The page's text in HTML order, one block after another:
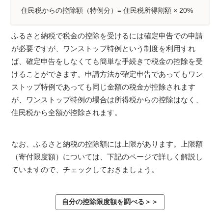
住民税からの控除額（特例分）= 住民税所得割額 × 20%
ふるさと納税で税金の控除を受けるには確定申告での申請
が必要ですが、ワンストップ特例という制度を利用すれ
ば、確定申告をしなくても簡単な手続きで税金の控除を受
けることができます。申請方法が確定申告であってもワン
ストップ特例であっても同じ金額の税金が控除されます
が、ワンストップ特例の場合は所得税からの控除はなく、
住民税から全額が控除されます。
なお、ふるさと納税の控除額には上限があります。上限額
（寄付限度額）については、下記のページで詳しく解説し
ていますので、チェックしておきましょう。
自分の控除限度額を調べる＞＞